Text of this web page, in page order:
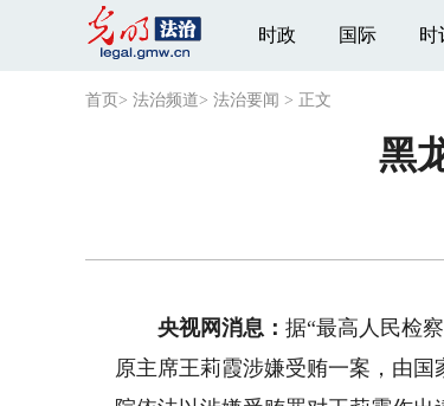
时政 国际 时
首页 > 法治频道> 法治要闻 > 正文
黑
央视网消息：据“最高人民检
原主席王莉霞涉嫌受贿一案，由